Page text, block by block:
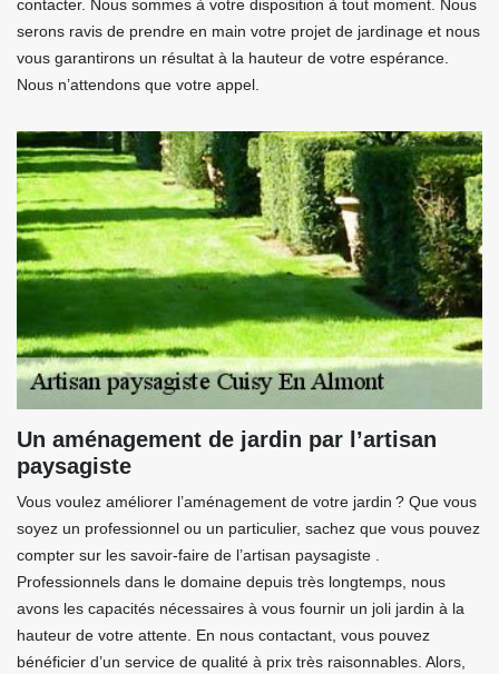
contacter. Nous sommes à votre disposition à tout moment. Nous
serons ravis de prendre en main votre projet de jardinage et nous
vous garantirons un résultat à la hauteur de votre espérance.
Nous n’attendons que votre appel.
Un aménagement de jardin par l’artisan
paysagiste
Vous voulez améliorer l’aménagement de votre jardin ? Que vous
soyez un professionnel ou un particulier, sachez que vous pouvez
compter sur les savoir-faire de l’artisan paysagiste .
Professionnels dans le domaine depuis très longtemps, nous
avons les capacités nécessaires à vous fournir un joli jardin à la
hauteur de votre attente. En nous contactant, vous pouvez
bénéficier d’un service de qualité à prix très raisonnables. Alors,